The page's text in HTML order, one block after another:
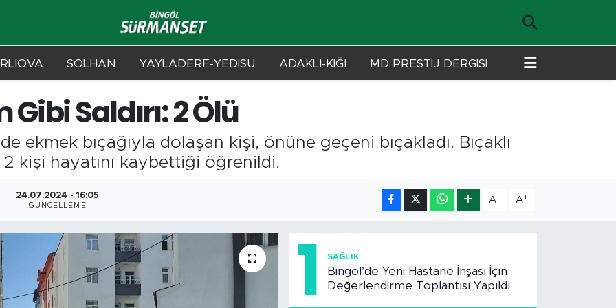
SOLHAN YAYLADERE-YEDİSU ADAKLI-KİĞI MD PRESTİJ DERGİSİ
Saldırı: 2 Ölü
ekmek bıçağıyla dolaşan kişi, önüne geçeni bıçakladı. Bıçaklı
kişi hayatını kaybettiği öğrenildi.
24.07.2024 - 16:05
GÜNCELLEME
A- A+
1 SAĞLIK
Bingöl’de Yeni Hastane İnşası İçin
Değerlendirme Toplantısı Yapıldı